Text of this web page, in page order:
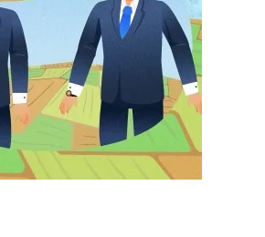
УВІЙТИ
даних.
КОНСУЛЬТАЦІЮ